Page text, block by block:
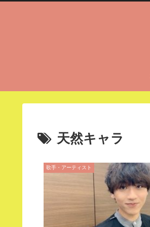
天然キャラ
歌手・アーティスト